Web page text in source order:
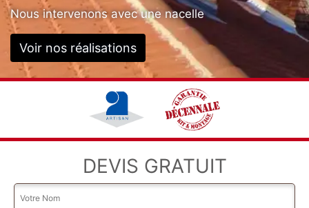
Nous intervenons avec une nacelle
Voir nos réalisations
DEVIS GRATUIT